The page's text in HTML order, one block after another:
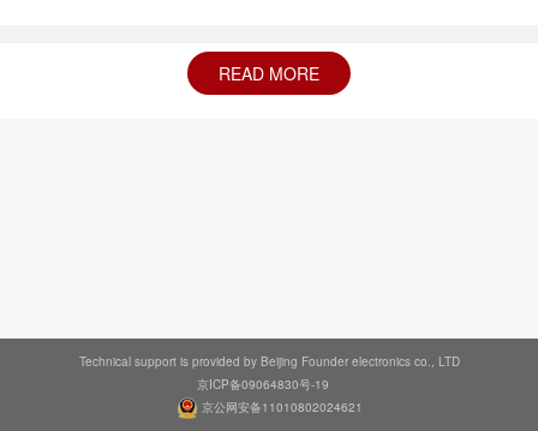
READ MORE
Technical support is provided by Beijing Founder electronics co., LTD
京ICP备09064830号-19
京公网安备11010802024621